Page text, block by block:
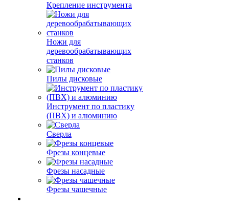
Крепление инструмента
Ножи для
деревообрабатывающих
станков
Пилы дисковые
Инструмент по пластику
(ПВХ) и алюминию
Сверла
Фрезы концевые
Фрезы насадные
Фрезы чашечные